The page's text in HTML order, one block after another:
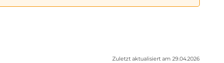
Zuletzt aktualisiert am 29.04.2026